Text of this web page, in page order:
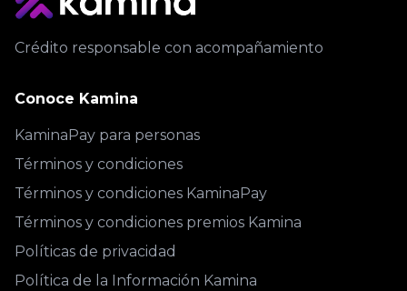
Crédito responsable con acompañamiento
Conoce Kamina
KaminaPay para personas
Términos y condiciones
Términos y condiciones KaminaPay
Términos y condiciones premios Kamina
Políticas de privacidad
Política de la Información Kamina